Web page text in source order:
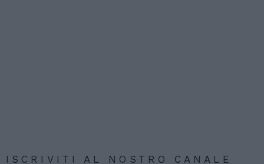
ISCRIVITI AL NOSTRO CANALE